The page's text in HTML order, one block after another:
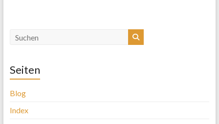
Seiten
Blog
Index